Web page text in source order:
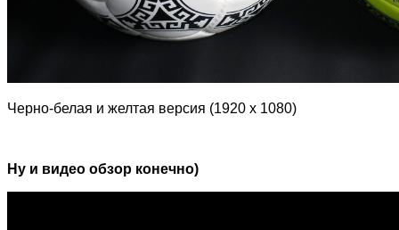
Черно-белая и желтая версия (1920 х 1080)
Ну и видео обзор конечно)